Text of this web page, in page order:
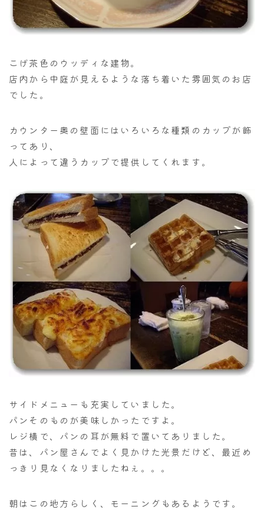
こげ茶色のウッディな建物。
店内から中庭が見えるような落ち着いた雰囲気のお店
でした。
カウンター奥の壁面にはいろいろな種類のカップが飾
ってあり、
人によって違うカップで提供してくれます。
サイドメニューも充実していました。
パンそのものが美味しかったですよ。
レジ横で、パンの耳が無料で置いてありました。
昔は、パン屋さんでよく見かけた光景だけど、最近め
っきり見なくなりましたねぇ。。。
朝はこの地方らしく、モーニングもあるようです。